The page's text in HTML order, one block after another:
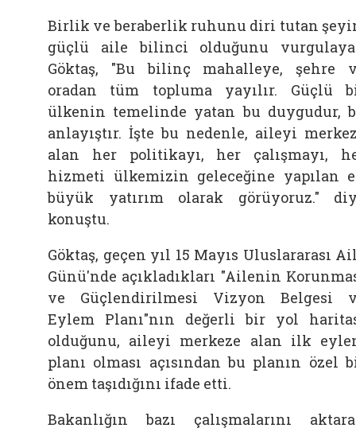
Birlik ve beraberlik ruhunu diri tutan
güçlü aile bilinci olduğunu
Göktaş, "Bu bilinç mahalleye, şehre
oradan tüm topluma yayılır. Güçlü
ülkenin temelinde yatan bu duygudur,
anlayıştır. İşte bu nedenle, aileyi
alan her politikayı, her çalışmayı,
hizmeti ülkemizin geleceğine yapılan
büyük yatırım olarak görüyoruz."
konuştu.
Göktaş, geçen yıl 15 Mayıs Uluslararası
Günü'nde açıkladıkları "Ailenin
ve Güçlendirilmesi Vizyon Belgesi
Eylem Planı"nın değerli bir yol
olduğunu, aileyi merkeze alan ilk
planı olması açısından bu planın özel
önem taşıdığını ifade etti.
Bakanlığın bazı çalışmalarını